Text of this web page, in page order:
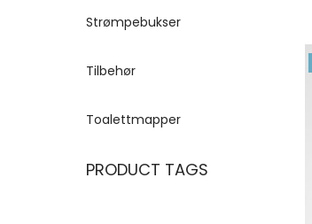
Strømpebukser
Tilbehør
Toalettmapper
PRODUCT TAGS